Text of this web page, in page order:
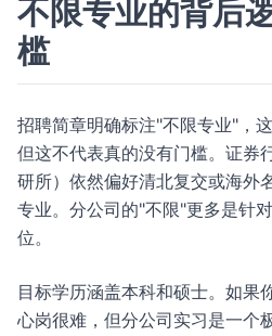
不限专业的背后
槛
招聘简章明确标注"不限专业"，
但这不代表真的没有门槛。证券
研所）依然偏好清北复交或海外
专业。分公司的"不限"更多是针
位。
目标学历涵盖本科和硕士。如果
心岗很难，但分公司实习是一个